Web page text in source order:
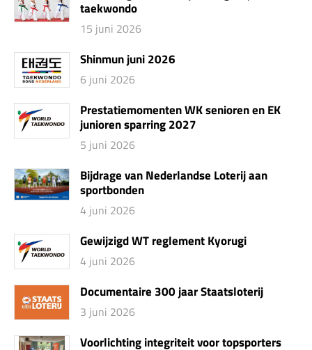
taekwondo
15 juni 2026
Shinmun juni 2026
6 juni 2026
Prestatiemomenten WK senioren en EK
junioren sparring 2027
5 juni 2026
Bijdrage van Nederlandse Loterij aan
sportbonden
4 juni 2026
Gewijzigd WT reglement Kyorugi
4 juni 2026
Documentaire 300 jaar Staatsloterij
3 juni 2026
Voorlichting integriteit voor topsporters